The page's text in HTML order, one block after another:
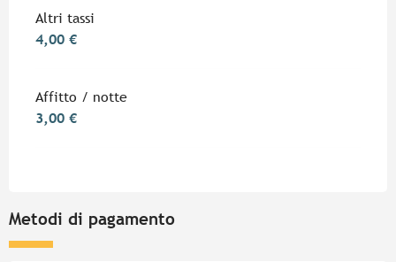
Altri tassi
4,00 €
Affitto / notte
3,00 €
Metodi di pagamento